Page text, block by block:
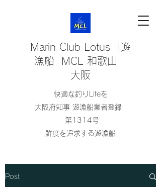
Marin Club Lotus |遊
漁船 MCL 和歌山
大阪
快適な釣りLifeを
大阪府知事 遊漁船業者登録
第1314号
鮮度を追求する遊漁船
Post